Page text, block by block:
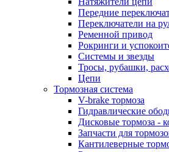
Передние
Переключатели на
Ременной привод
Рокринги и
Системы и звезды
Тросы, рубашки,
Цепи
Тормозная система
V-brake тормоза
Гидравлические
Дисковые тормоза -
Запчасти для
Кантилеверные